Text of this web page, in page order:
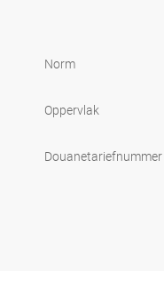
Norm
Oppervlak
Douanetariefnummer